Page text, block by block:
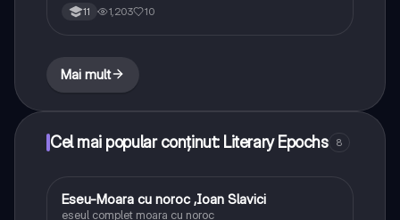
11 1,203 10
Mai mult
Cel mai popular conținut: Literary Epochs 8
Limba și literatura română
Eseu-Moara cu noroc ,Ioan Slavici
eseul complet moara cu noroc